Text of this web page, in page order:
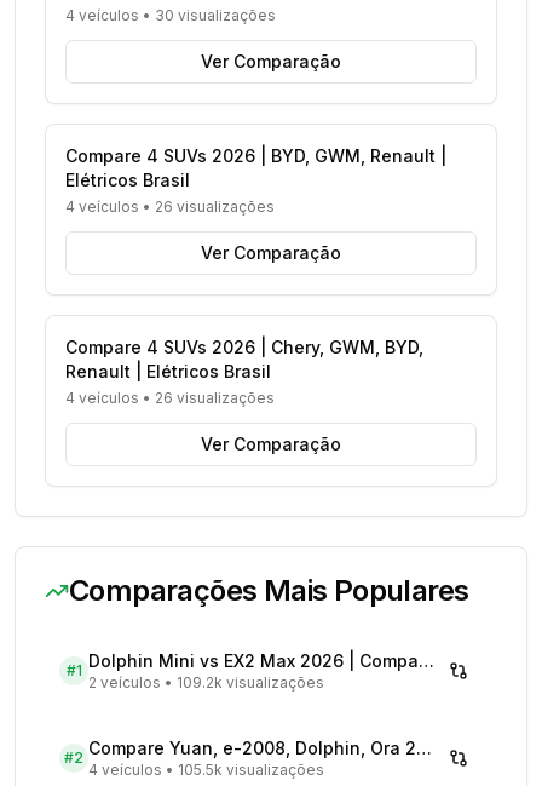
4 veículos • 30 visualizações
Ver Comparação
Compare 4 SUVs 2026 | BYD, GWM, Renault |
Elétricos Brasil
4 veículos • 26 visualizações
Ver Comparação
Compare 4 SUVs 2026 | Chery, GWM, BYD,
Renault | Elétricos Brasil
4 veículos • 26 visualizações
Ver Comparação
Comparações Mais Populares
#1 Dolphin Mini vs EX2 Max 2026 | Compare Preços
2 veículos • 109.2k visualizações
#2 Compare Yuan, e-2008, Dolphin, Ora 2026 | Veículos Elétricos
4 veículos • 105.5k visualizações